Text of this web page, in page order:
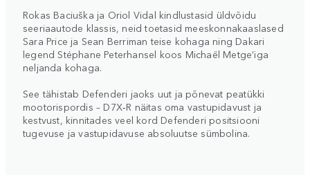
Rokas Baciuška ja Oriol Vidal kindlustasid üldvõidu
seeriaautode klassis, neid toetasid meeskonnakaaslased
Sara Price ja Sean Berriman teise kohaga ning Dakari
legend Stéphane Peterhansel koos Michaël Metge’iga
neljanda kohaga.
See tähistab Defenderi jaoks uut ja põnevat peatükki
mootorispordis – D7X‑R näitas oma vastupidavust ja
kestvust, kinnitades veel kord Defenderi positsiooni
tugevuse ja vastupidavuse absoluutse sümbolina.